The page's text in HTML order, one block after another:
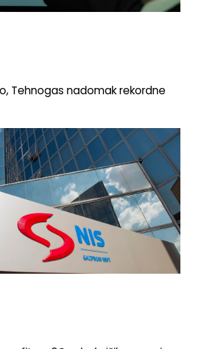
Tehnogas nadomak rekordne